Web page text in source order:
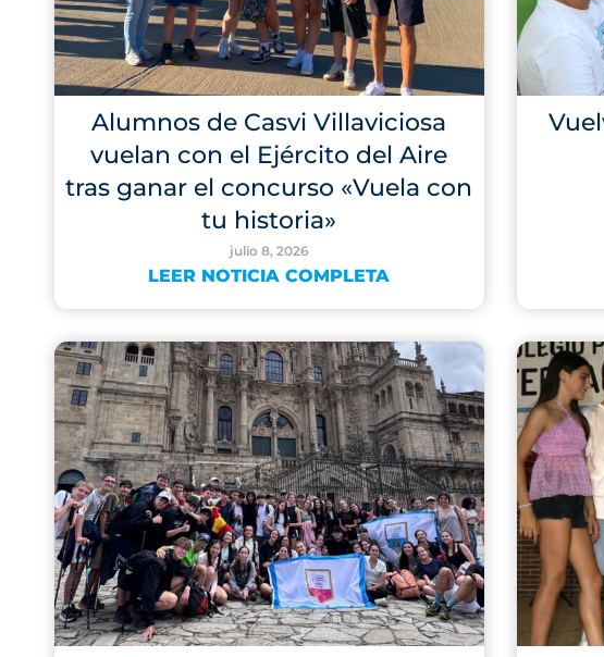
Alumnos de Casvi Villaviciosa
vuelan con el Ejército del Aire
tras ganar el concurso «Vuela con
tu historia»
julio 8, 2026
LEER NOTICIA COMPLETA